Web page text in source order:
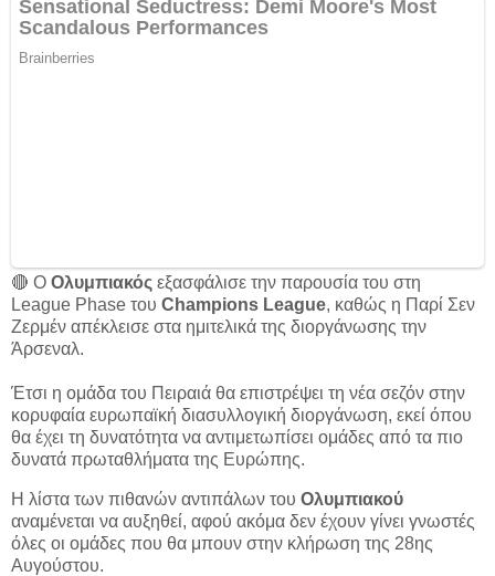
🔴 Ο Ολυμπιακός εξασφάλισε την παρουσία του στη
League Phase του Champions League, καθώς η Παρί Σεν
Ζερμέν απέκλεισε στα ημιτελικά της διοργάνωσης την
Άρσεναλ.
Έτσι η ομάδα του Πειραιά θα επιστρέψει τη νέα σεζόν στην
κορυφαία ευρωπαϊκή διασυλλογική διοργάνωση, εκεί όπου
θα έχει τη δυνατότητα να αντιμετωπίσει ομάδες από τα πιο
δυνατά πρωταθλήματα της Ευρώπης.
Η λίστα των πιθανών αντιπάλων του Ολυμπιακού
αναμένεται να αυξηθεί, αφού ακόμα δεν έχουν γίνει γνωστές
όλες οι ομάδες που θα μπουν στην κλήρωση της 28ης
Αυγούστου.